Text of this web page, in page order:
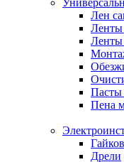
Лен
Ленты
Пасты
Пена
Дрели